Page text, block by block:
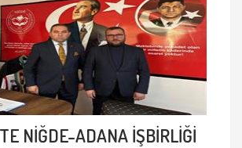
NİĞDE-ADANA İŞBİRLİĞİ